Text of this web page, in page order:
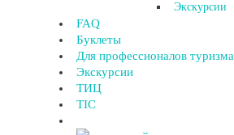
Экскурсии
FAQ
Буклеты
Для профессионалов туризма
Экскурсии
ТИЦ
TIC